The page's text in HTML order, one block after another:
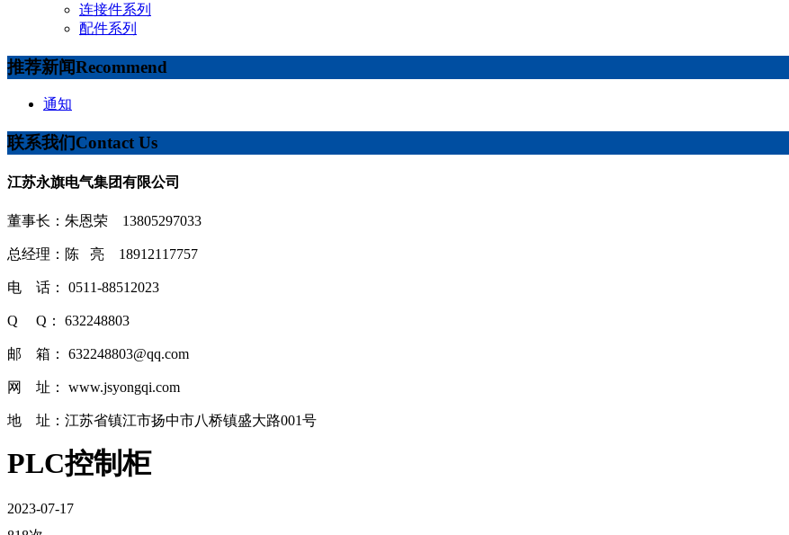
连接件系列
配件系列
推荐新闻Recommend
通知
联系我们Contact Us
江苏永旗电气集团有限公司
董事长：朱恩荣 13805297033
总经理：陈 亮 18912117757
电 话： 0511-88512023
Q Q： 632248803
邮 箱： 632248803@qq.com
网 址： www.jsyongqi.com
地 址：江苏省镇江市扬中市八桥镇盛大路001号
PLC控制柜
2023-07-17